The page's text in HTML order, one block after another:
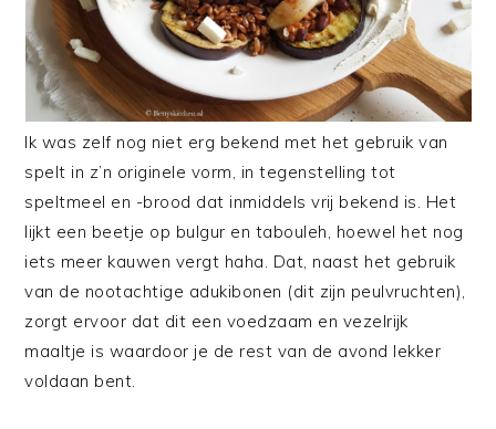
Ik was zelf nog niet erg bekend met het gebruik van
spelt in z’n originele vorm, in tegenstelling tot
speltmeel en -brood dat inmiddels vrij bekend is. Het
lijkt een beetje op bulgur en tabouleh, hoewel het nog
iets meer kauwen vergt haha. Dat, naast het gebruik
van de nootachtige adukibonen (dit zijn peulvruchten),
zorgt ervoor dat dit een voedzaam en vezelrijk
maaltje is waardoor je de rest van de avond lekker
voldaan bent.